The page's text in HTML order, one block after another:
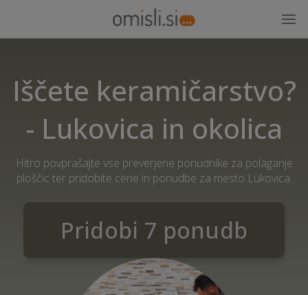
Iščete keramičarstvo?
- Lukovica in okolica
Hitro povprašajte vse preverjene ponudnike za polaganje
ploščic ter pridobite cene in ponudbe za mesto Lukovica.
Pridobi 7 ponudb